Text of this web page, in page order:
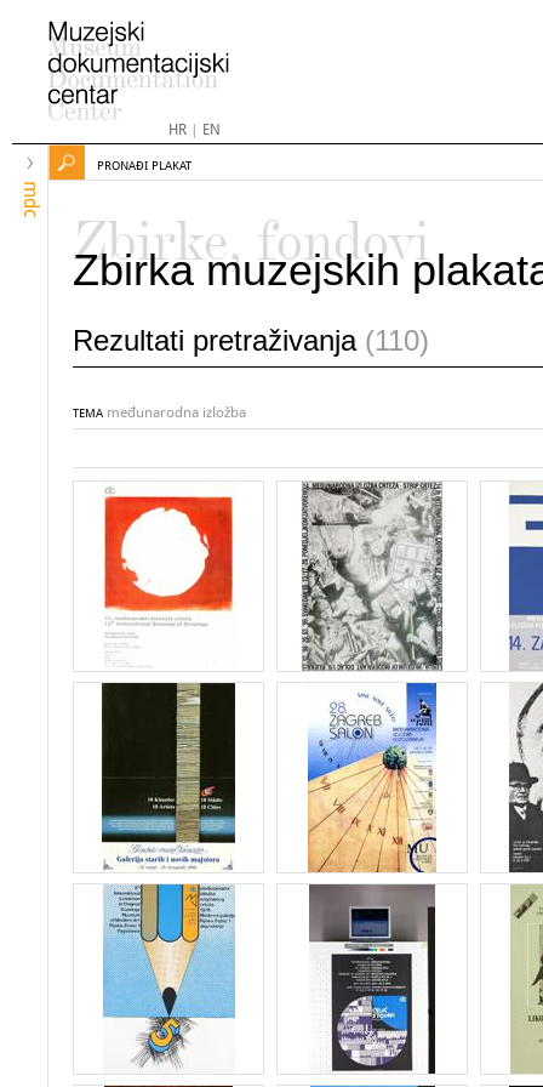
HR| EN
mdc
PRONAĐI PLAKAT
Zbirke, fondovi
Zbirka muzejskih
Rezultati pretraživanja (110)
TEMA međunarodna izložba